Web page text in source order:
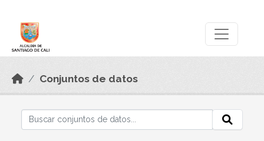
Conjuntos de datos